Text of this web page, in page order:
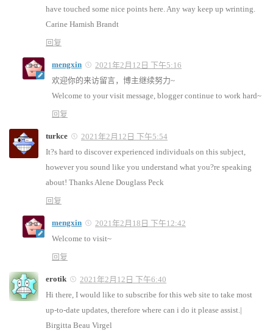
have touched some nice points here. Any way keep up wrinting.
Carine Hamish Brandt
回复
mengxin
2021年2月12日 下午5:16
欢迎你的来访留言，博主继续努力~
Welcome to your visit message, blogger continue to work hard~
回复
turkce
2021年2月12日 下午5:54
It?s hard to discover experienced individuals on this subject,
however you sound like you understand what you?re speaking
about! Thanks Alene Douglass Peck
回复
mengxin
2021年2月18日 下午12:42
Welcome to visit~
回复
erotik
2021年2月12日 下午6:40
Hi there, I would like to subscribe for this web site to take most
up-to-date updates, therefore where can i do it please assist.|
Birgitta Beau Virgel